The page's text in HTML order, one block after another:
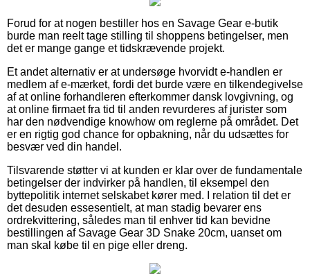
Forud for at nogen bestiller hos en Savage Gear e-butik
burde man reelt tage stilling til shoppens betingelser, men
det er mange gange et tidskrævende projekt.
Et andet alternativ er at undersøge hvorvidt e-handlen er
medlem af e-mærket, fordi det burde være en tilkendegivelse
af at online forhandleren efterkommer dansk lovgivning, og
at online firmaet fra tid til anden revurderes af jurister som
har den nødvendige knowhow om reglerne på området. Det
er en rigtig god chance for opbakning, når du udsættes for
besvær ved din handel.
Tilsvarende støtter vi at kunden er klar over de fundamentale
betingelser der indvirker på handlen, til eksempel den
byttepolitik internet selskabet kører med. I relation til det er
det desuden essesentielt, at man stadig bevarer ens
ordrekvittering, således man til enhver tid kan bevidne
bestillingen af Savage Gear 3D Snake 20cm, uanset om
man skal købe til en pige eller dreng.